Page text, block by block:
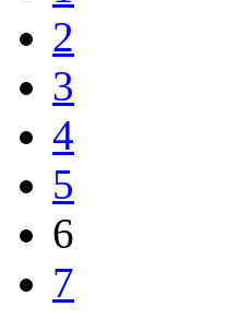
2
3
4
5
6
7